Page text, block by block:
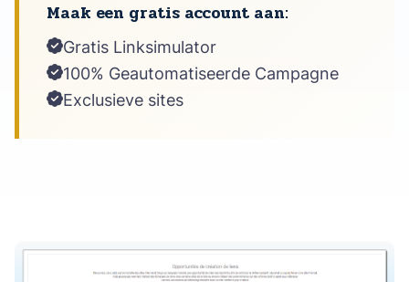
Maak een gratis account aan:
Gratis Linksimulator
100% Geautomatiseerde Campagne
Exclusieve sites